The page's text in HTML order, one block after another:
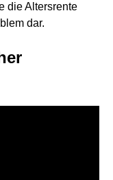
die Altersrente
dar.